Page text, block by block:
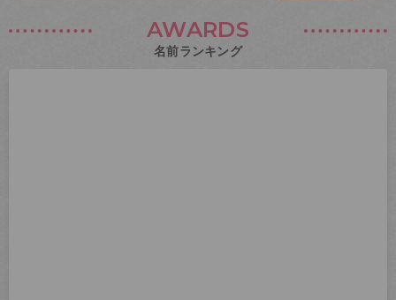
AWARDS
名前ランキング